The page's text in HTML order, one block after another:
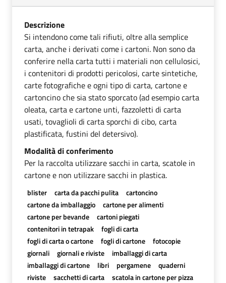
Descrizione
Si intendono come tali rifiuti, oltre alla semplice
carta, anche i derivati come i cartoni. Non sono da
conferire nella carta tutti i materiali non cellulosici,
i contenitori di prodotti pericolosi, carte sintetiche,
carte fotografiche e ogni tipo di carta, cartone e
cartoncino che sia stato sporcato (ad esempio carta
oleata, carta e cartone unti, fazzoletti di carta
usati, tovaglioli di carta sporchi di cibo, carta
plastificata, fustini del detersivo).
Modalità di conferimento
Per la raccolta utilizzare sacchi in carta, scatole in
cartone e non utilizzare sacchi in plastica.
blister carta da pacchi pulita
cartoncino
cartone da imballaggio
cartone per alimenti
cartone per bevande
cartoni piegati
contenitori in tetrapak
fogli di carta
fogli di carta o cartone
fogli di cartone
fotocopie
giornali
giornali e riviste
imballaggi di carta
imballaggi di cartone
libri pergamene
quaderni
riviste
sacchetti di carta
scatola in cartone per pizza